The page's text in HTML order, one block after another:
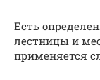
Есть
лестницы и
применяется